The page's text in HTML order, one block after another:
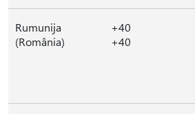
Rumunija
(România)
+40
+40